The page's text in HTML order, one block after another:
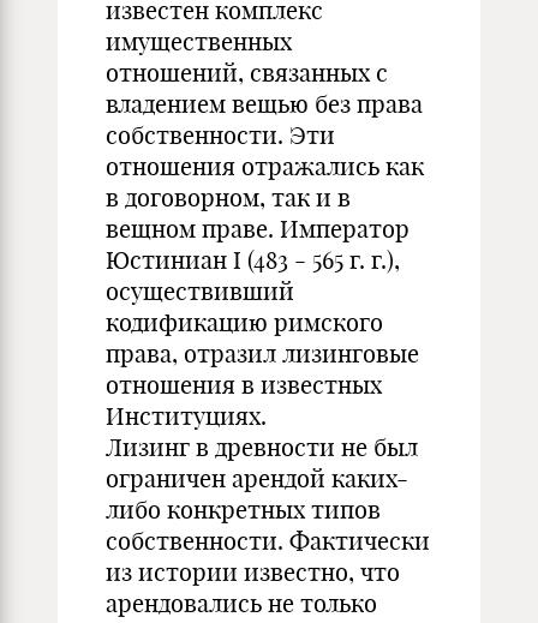
известен комплекс
имущественных
отношений, связанных с
владением вещью без права
собственности. Эти
отношения отражались как
в договорном, так и в
вещном праве. Император
Юстиниан I (483 - 565 г. г.),
осуществивший
кодификацию римского
права, отразил лизинговые
отношения в известных
Институциях.
Лизинг в древности не был
ограничен арендой каких-
либо конкретных типов
собственности. Фактически
из истории известно, что
арендовались не только